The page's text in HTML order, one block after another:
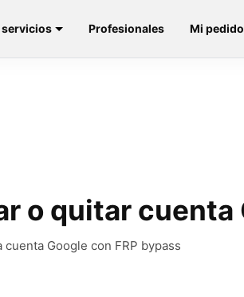
servicios Profesionales Mi pedido
o quitar cuenta
Google con FRP bypass